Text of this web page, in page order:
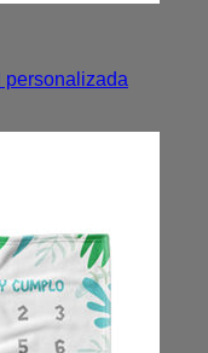
personalizada